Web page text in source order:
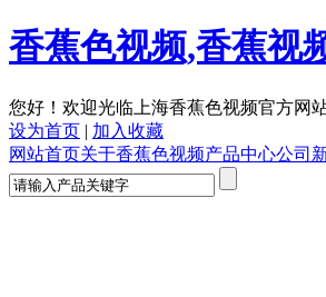
香蕉色视频,香蕉视
您好！欢迎光临上海香蕉色视频官方网站
设为首页 | 加入收藏
网站首页关于香蕉色视频产品中心公司